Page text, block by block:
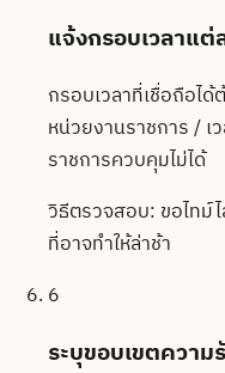
แจ้งกรอบเวลาแ
กรอบเวลาที่เชื่อถือไ
หน่วยงานราชการ /
ราชการควบคุมไม่ได้
วิธีตรวจสอบ: ขอไทม์
ที่อาจทำให้ล่าช้า
6
ระบุขอบเขตควา